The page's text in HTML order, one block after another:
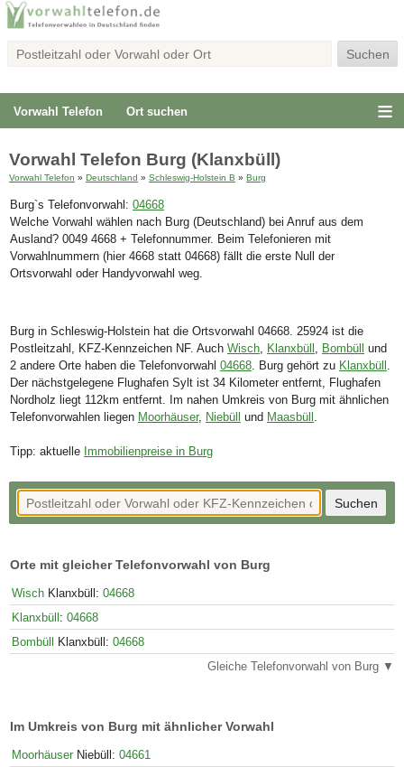
Vorwahl Telefon Ort suchen
Vorwahl Telefon Burg (Klanxbüll)
Vorwahl Telefon » Deutschland » Schleswig-Holstein B » Burg
Burg`s Telefonvorwahl: 04668
Welche Vorwahl wählen nach Burg (Deutschland) bei Anruf aus dem
Ausland? 0049 4668 + Telefonnummer. Beim Telefonieren mit
Vorwahlnummern (hier 4668 statt 04668) fällt die erste Null der
Ortsvorwahl oder Handyvorwahl weg.
Burg in Schleswig-Holstein hat die Ortsvorwahl 04668. 25924 ist die
Postleitzahl, KFZ-Kennzeichen NF. Auch Wisch, Klanxbüll , Bombüll
und
2 andere Orte haben die Telefonvorwahl 04668. Burg gehört zu Klanxbüll .
Der nächstgelegene Flughafen Sylt ist 34 Kilometer entfernt, Flughafen
Nordholz liegt 112km entfernt. Im nahen Umkreis von Burg mit ähnlichen
Telefonvorwahlen liegen Moorhäuser, Niebüll und Maasbüll .
Tipp: aktuelle Immobilienpreise in Burg
Orte mit gleicher Telefonvorwahl von Burg
Wisch Klanxbüll: 04668
Klanxbüll : 04668
Bombüll
Klanxbüll: 04668
Gleiche Telefonvorwahl von Burg ▼
Im Umkreis von Burg mit ähnlicher Vorwahl
Moorhäuser Niebüll: 04661